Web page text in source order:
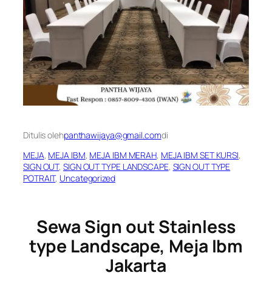
Ditulis olehpanthawijaya@gmail.comdi
MEJA, MEJA IBM, MEJA IBM MERAH, MEJA IBM SET KURSI
SIGN OUT, SIGN OUT TYPE LANDSCAPE, SIGN OUT TYPE
POTRAIT, Uncategorized
Sewa Sign out Stainless
type Landscape, Meja Ibm
Jakarta